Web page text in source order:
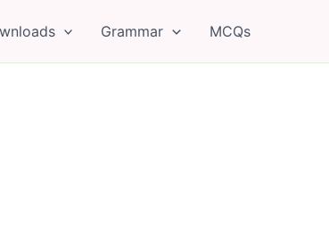
Grammar MCQs